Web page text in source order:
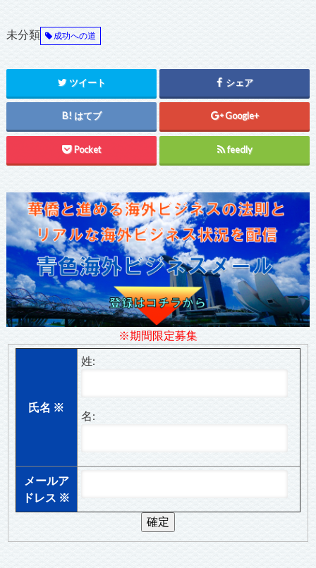
未分類 成功への道
ツイート シェア
はてブ Google+
Pocket feedly
※期間限定募集
氏名 ※
姓:
名:
メールア
ドレス ※